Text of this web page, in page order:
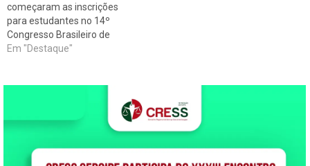
começaram as inscrições
para estudantes no 14º
Congresso Brasileiro de
Assistentes Sociais (CBAS).
para saber sobre valores de
inscrição e a programação
alojamento para estudantes
Em "Destaque"